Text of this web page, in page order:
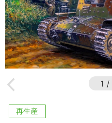
1 /
再生産